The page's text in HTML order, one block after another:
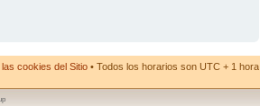
cookies del Sitio • Todos los horarios son UTC + 1 hora